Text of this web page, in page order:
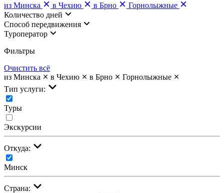
из Минска
в Чехию в Брно
Горнолыжные
Количество дней
Cпособ передвижения
Туроператор
Фильтры
Очистить всё
из Минска
в Чехию в Брно
Горнолыжные
Тип услуги:
Туры
Экскурсии
Откуда:
Минск
Страна: